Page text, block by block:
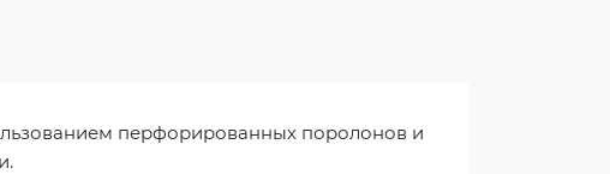
перфорированных поролонов и